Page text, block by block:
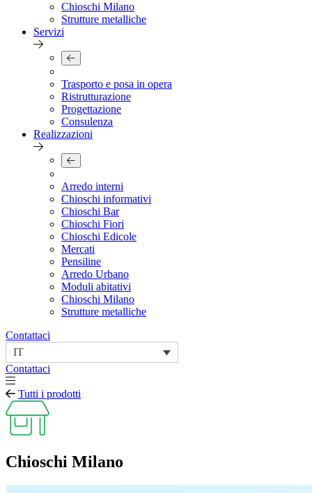
Chioschi Milano
Strutture metalliche
Servizi
Trasporto e posa in opera
Ristrutturazione
Progettazione
Consulenza
Realizzazioni
Arredo interni
Chioschi informativi
Chioschi Bar
Chioschi Fiori
Chioschi Edicole
Mercati
Pensiline
Arredo Urbano
Moduli abitativi
Chioschi Milano
Strutture metalliche
Contattaci
IT
Contattaci
Tutti i prodotti
Chioschi Milano